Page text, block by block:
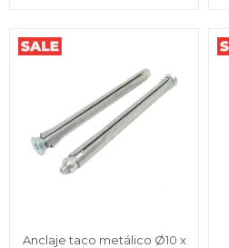
Anclaje taco metálico Ø10 x